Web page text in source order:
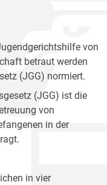
von
betraut werden
(JGG) normiert.
(JGG) ist die
von
in der
in vier